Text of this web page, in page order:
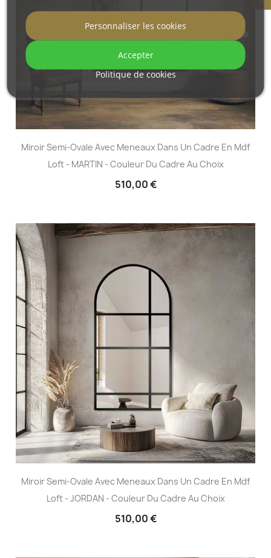
Miroir Semi-Ovale Avec Meneaux Dans Un Cadre En Mdf
Loft - MARTIN - Couleur Du Cadre Au Choix
510,00 €
Miroir Semi-Ovale Avec Meneaux Dans Un Cadre En Mdf
Loft - JORDAN - Couleur Du Cadre Au Choix
510,00 €
Politique de cookies
Personnaliser les cookies
Accepter